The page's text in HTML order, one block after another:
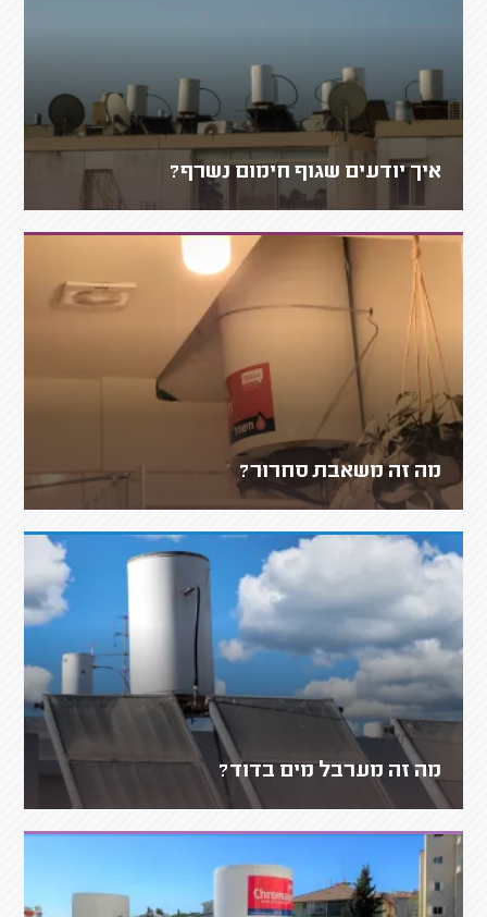
איך יודעים שגוף חימום נשרף?
מה זה משאבת סחרור?
מה זה מערבל מים בדוד?